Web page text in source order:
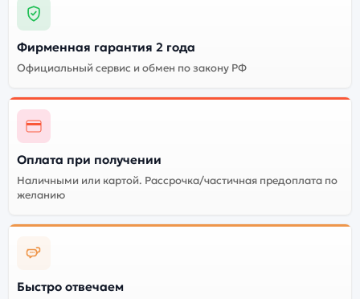
Фирменная гарантия 2 года
Официальный сервис и обмен по закону РФ
Оплата при получении
Наличными или картой. Рассрочка/частичная предоплата по
желанию
Быстро отвечаем